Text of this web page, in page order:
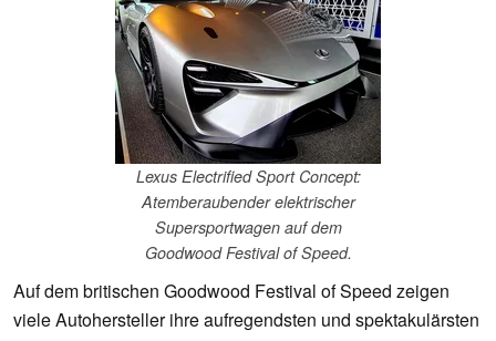
Lexus Electrified Sport Concept:
Atemberaubender elektrischer
Supersportwagen auf dem
Goodwood Festival of Speed.
Auf dem britischen Goodwood Festival of Speed zeigen
viele Autohersteller ihre aufregendsten und spektakulärsten